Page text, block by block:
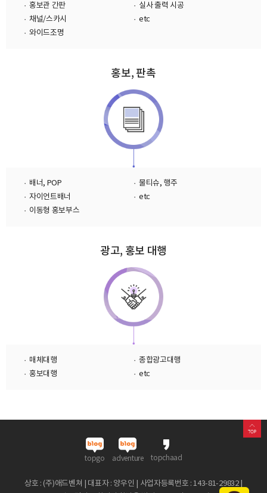
· 홍보관 간판
· 실사 출력 시공
· 채널/스카시
· etc
· 와이드조명
홍보, 판촉
· 배너, POP
· 물티슈, 행주
· 자이언트배너
· etc
· 이동형 홍보부스
광고, 홍보 대행
· 매체대행
· 종합광고대행
· 홍보대행
· etc
topgo adventure topchaad
상호 : (주)애드벤쳐 | 대표자 : 양우인 | 사업자등록번호 : 143-81-29832 |